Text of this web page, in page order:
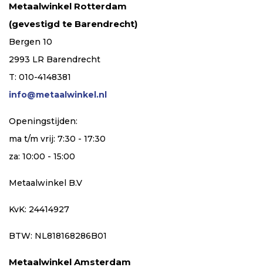
Metaalwinkel Rotterdam
(gevestigd te Barendrecht)
Bergen 10
2993 LR Barendrecht
T: 010-4148381
info@metaalwinkel.nl
Openingstijden:
ma t/m vrij: 7:30 - 17:30
za: 10:00 - 15:00
Metaalwinkel B.V
KvK: 24414927
BTW: NL818168286B01
Metaalwinkel Amsterdam